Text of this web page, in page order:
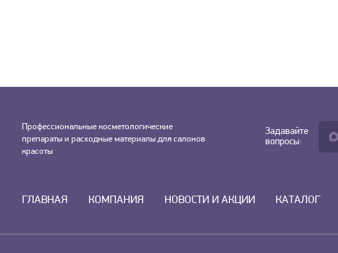
Профессиональные косметологические
препараты и расходные материалы для салонов
красоты
Задавайте
вопросы:
ГЛАВНАЯ КОМПАНИЯ НОВОСТИ И АКЦИИ КАТАЛОГ